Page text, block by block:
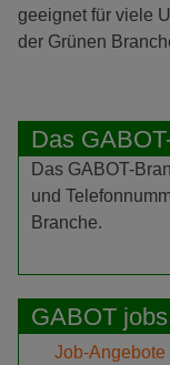
geeignet für viele
der Grünen
Das
Das GABOT-
und
Branche.
GABOT jobs
Job-Angebote